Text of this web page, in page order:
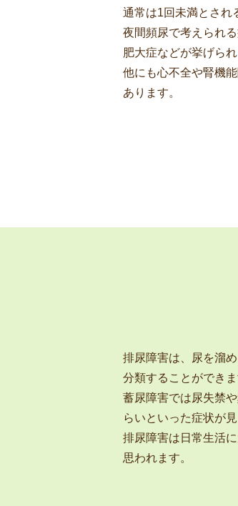
通常は1回未満とされ
夜間頻尿で考えられ
肥大症などが挙げられ
他にも心不全や腎機
あります。
排尿障害は、尿を溜
分類することができま
蓄尿障害では尿失禁
らいといった症状が見
排尿障害は日常生活
思われます。